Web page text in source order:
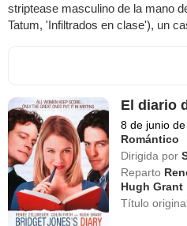
striptease masculino de la mano
Tatum, 'Infiltrados en clase'), un
El diario
8 de junio de
Romántico
Dirigida por
Reparto
Hugh Grant
Título